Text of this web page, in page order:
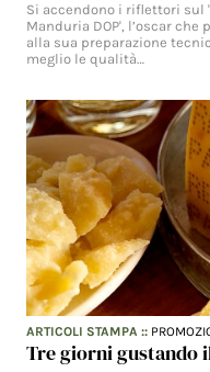
Si accendono i riflettori sul
Manduria DOP', l’oscar
alla sua preparazione
meglio le qualità…
ARTICOLI STAMPA ::
Tre giorni gustando